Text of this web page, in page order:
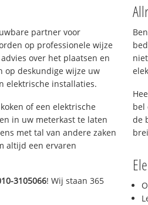
partner voor
op professionele wijze
over het plaatsen en
op deskundige wijze uw
elektrische installaties.
of een elektrische
in uw meterkast te laten
met tal van andere zaken
altijd een ervaren
3105066! Wij staan 365
bel
de